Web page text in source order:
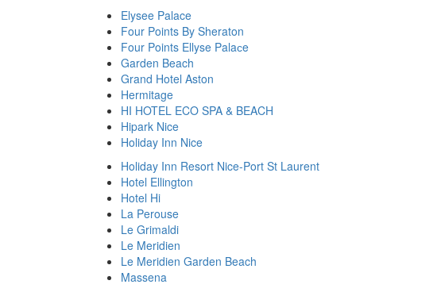
Elysee Palace
Four Points By Sheraton
Four Points Ellyse Palaсe
Garden Beach
Grand Hotel Aston
Hermitage
HI HOTEL ECO SPA & BEACH
Hipark Nice
Holiday Inn Nice
Holiday Inn Resort Nice-Port St Laurent
Hotel Ellington
Hotel Hi
La Perouse
Le Grimaldi
Le Meridien
Le Meridien Garden Beach
Massena